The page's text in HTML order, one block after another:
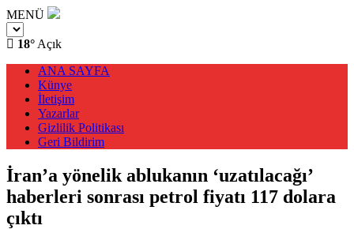
MENÜ
18° Açık
ANA SAYFA
Künye
İletişim
Yazarlar
Gizlilik Politikası
Geri Bildirim
İran’a yönelik ablukanın ‘uzatılacağı’
haberleri sonrası petrol fiyatı 117 dolara
çıktı